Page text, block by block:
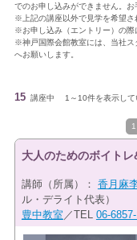
でのお申し込みができません。お
※上記の講座以外で見学を希望さ
※お申し込み（エントリー）の際
※神戸国際会館教室には、当社ス
へお願いします。
15 講座中 1～10件を表示して
1
大人のためのボイト
講師（所属）： 香月麻
ル・デライト代表）
豊中教室 ／TEL 06-